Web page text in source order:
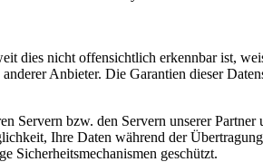
dies nicht offensichtlich erkennbar ist,
Anbieter. Die Garantien dieser
Servern bzw. den Servern unserer
Ihre Daten während der
Sicherheitsmechanismen geschützt.